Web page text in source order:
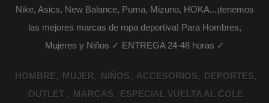
Nike, Asics, New Balance, Puma, Mizuno, HOKA...¡tenemos
las mejores marcas de ropa deportiva! Para Hombres,
Mujeres y Niños ✓ ENTREGA 24-48 horas ✓
HOMBRE MUJER NIÑOS ACCESORIOS
DEPORTES
OUTLET
MARCAS ESPECIAL VUELTA AL COLE